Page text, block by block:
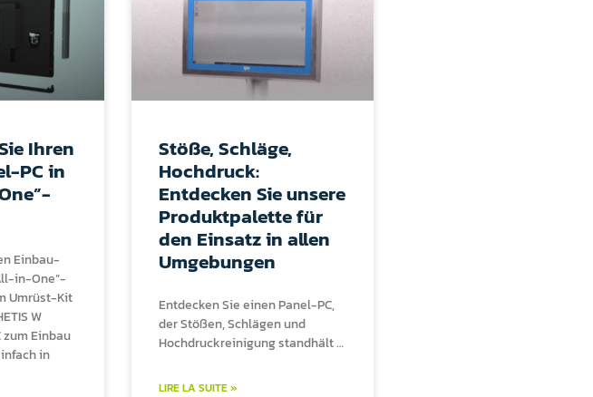
Ihren
PC in
Einbau-
in-One”-
Umrüst-Kit
W
Einbau
in
Stöße, Schläge,
Hochdruck:
Entdecken Sie unsere
Produktpalette für
den Einsatz in allen
Umgebungen
Entdecken Sie einen Panel-PC,
der Stößen, Schlägen und
Hochdruckreinigung standhält …
LIRE LA SUITE »